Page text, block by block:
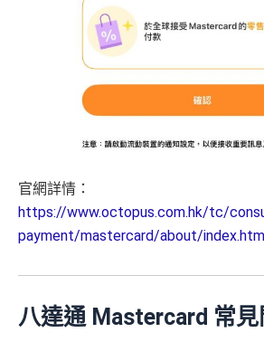
官網詳情：
https://www.octopus.com.hk/tc/
payment/mastercard/about/
八達通 Mastercard 常見